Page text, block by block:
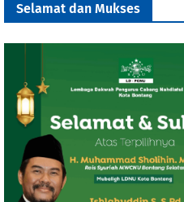
Selamat dan Mukses